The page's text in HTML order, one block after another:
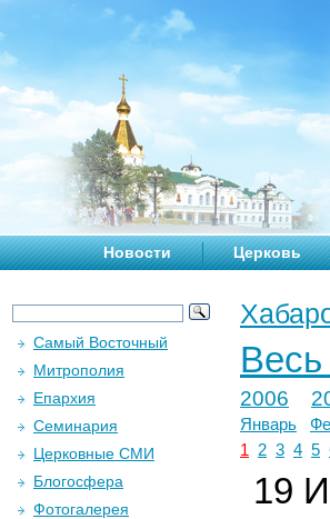
Новости Церковь
2006
Январь
1
2 3 4 5
19
Самый Восточный
Митрополия
Епархия
Семинария
Церковные СМИ
Блогосфера
Фотогалерея